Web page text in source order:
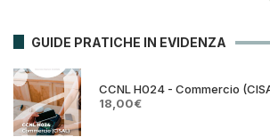
GUIDE PRATICHE IN EVIDENZA
CCNL H024 - Commercio
Il18,00€Il